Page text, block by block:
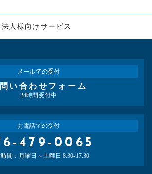
法人様向けサービス
メールでの受付
い合わせフォーム
24時間受付中
お電話での受付
479-0065
間：月曜日～土曜日 8:30-17:30